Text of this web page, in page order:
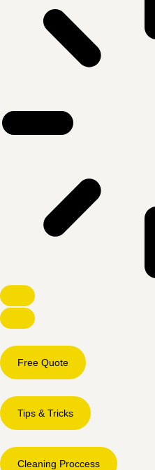
Free Quote
Tips & Tricks
Cleaning Proccess